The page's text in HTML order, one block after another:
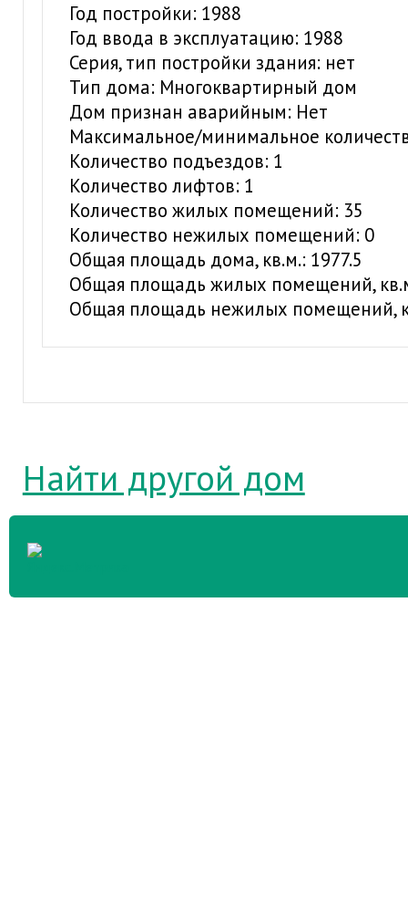
Год постройки: 1988
Год ввода в эксплуатацию: 1988
Серия, тип постройки здания: нет
Тип дома: Многоквартирный дом
Дом признан аварийным: Нет
Максимальное/минимальное
Количество подъездов: 1
Количество лифтов: 1
Количество жилых помещений: 35
Количество нежилых помещений: 0
Общая площадь дома, кв.м.: 1977.5
Общая площадь жилых помещений,
Общая площадь нежилых помещений,
Найти другой дом